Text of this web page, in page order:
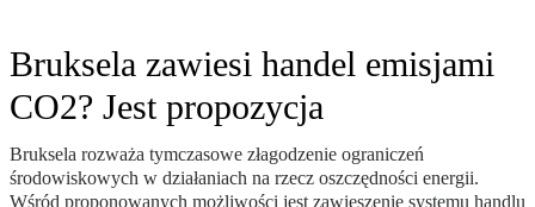
Bruksela zawiesi handel emisjami
CO2? Jest propozycja
Bruksela rozważa tymczasowe złagodzenie ograniczeń
środowiskowych w działaniach na rzecz oszczędności energii.
Wśród proponowanych możliwości jest zawieszenie systemu handlu